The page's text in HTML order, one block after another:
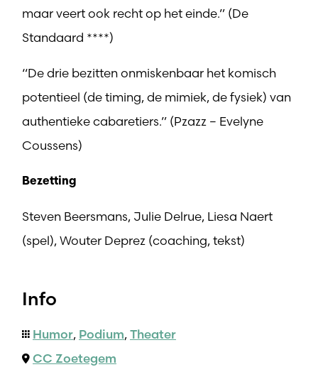
maar veert ook recht op het einde.” (De
Standaard ****)
“De drie bezitten onmiskenbaar het komisch
potentieel (de timing, de mimiek, de fysiek) van
authentieke cabaretiers.” (Pzazz – Evelyne
Coussens)
Bezetting
Steven Beersmans, Julie Delrue, Liesa Naert
(spel), Wouter Deprez (coaching, tekst)
Info
Humor, Podium,Theater
CC Zoetegem